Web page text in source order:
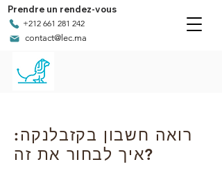
+212 661 281 242
contact@lec.ma
Prendre un rendez-vous
רואה חשבון בקזבלנקה:
איך לבחור את זה?